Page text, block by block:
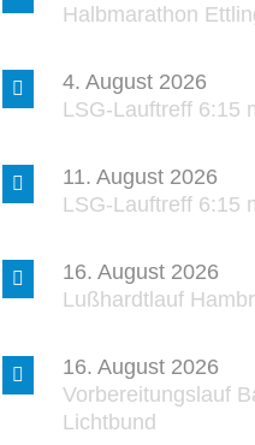
Halbmarathon
4. August 2026
LSG-Lauftreff 6:15
11. August 2026
LSG-Lauftreff 6:15
16. August 2026
Lußhardtlauf
16. August 2026
Vorbereitungslauf
Lichtbund